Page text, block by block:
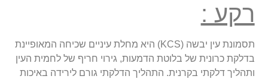
רקע :
תסמונת עין יבשה (KCS) היא מחלת עיניים שכיחה המאופיינת
בדלקת כרונית של בלוטת הדמעות, גירוי חריף של לחמית העין
ותהליך דלקתי בקרנית. התהליך הדלקתי גורם לירידה באיכות